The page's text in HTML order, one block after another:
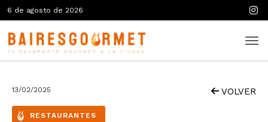
6 de agosto de 2026
13/02/2025 VOLVER
RESTAURANTES